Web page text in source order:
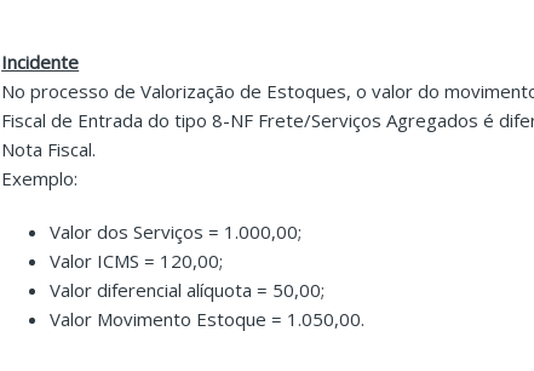
Incidente
No processo de Valorização de Estoques, o valor do
Fiscal de Entrada do tipo 8-NF Frete/Serviços Agregados é
Nota Fiscal.
Exemplo:
Valor dos Serviços = 1.000,00;
Valor ICMS = 120,00;
Valor diferencial alíquota = 50,00;
Valor Movimento Estoque = 1.050,00.